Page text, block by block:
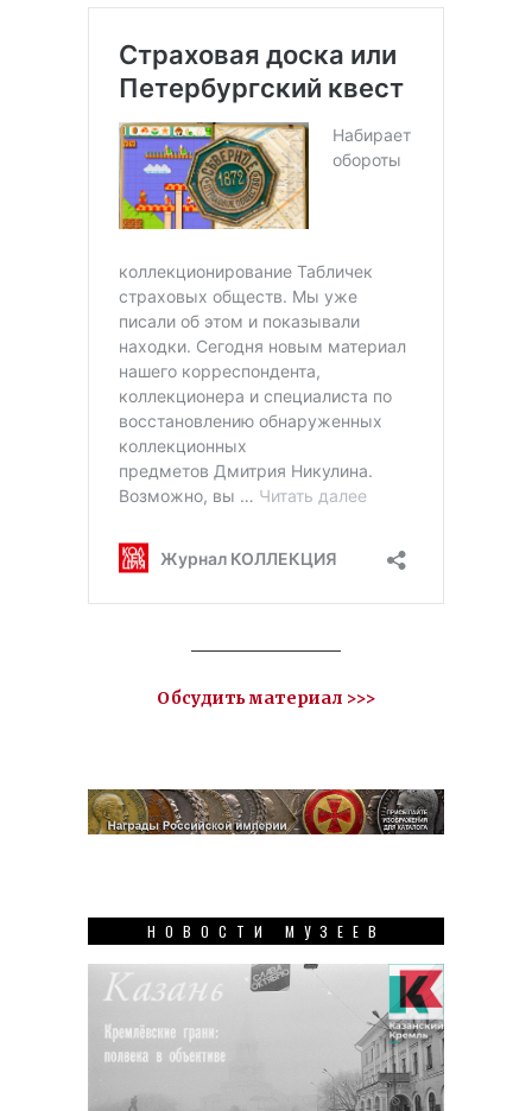
Обсудить материал >>>
НОВОСТИ МУЗЕЕВ